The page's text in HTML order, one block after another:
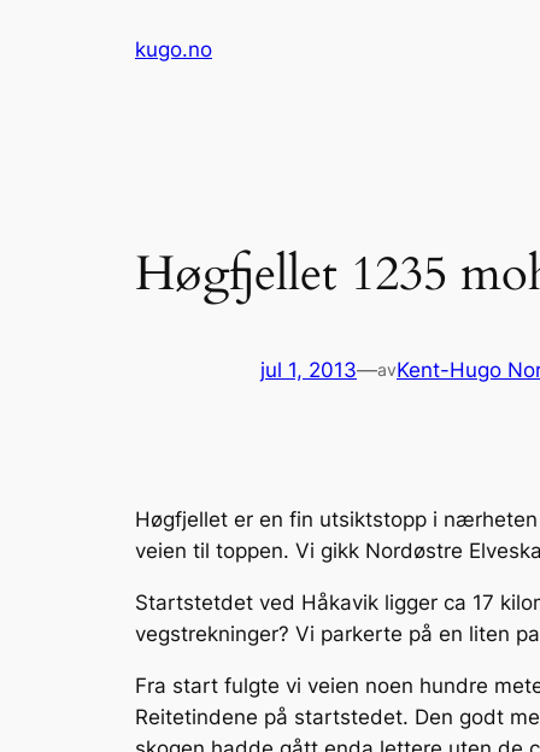
kugo.no
Høgfjellet 1235
jul 1, 2013—avKent-Hugo
Høgfjellet er en fin utsiktstopp i
veien til toppen. Vi gikk Nordøstre
Startstetdet ved Håkavik ligger ca 17
vegstrekninger? Vi parkerte på en liten
Fra start fulgte vi veien noen hundre
Reitetindene på startstedet. Den godt